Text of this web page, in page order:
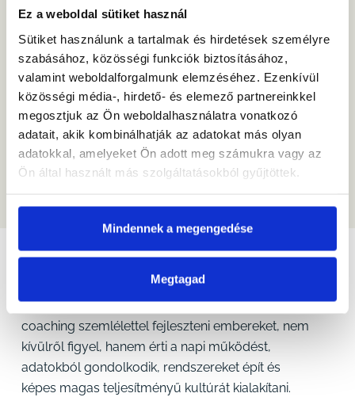
Ez a weboldal sütiket használ
Sütiket használunk a tartalmak és hirdetések személyre
szabásához, közösségi funkciók biztosításához,
valamint weboldalforgalmunk elemzéséhez. Ezenkívül
közösségi média-, hirdető- és elemező partnereinkkel
megosztjuk az Ön weboldalhasználatra vonatkozó
adatait, akik kombinálhatják az adatokat más olyan
adatokkal, amelyeket Ön adott meg számukra vagy az
Ön által használt más szolgáltatásokból gyűjtöttek.
Mindennek a megengedése
Megtagad
üzleti tervezés
folyamatoptimalizálás
növekedési projektek vezetése
együttműködés a klinikai, marketing és
vezetői csapattal
Kit keresünk?
Olyan vezetőt keresünk, aki érti az értékesítési
pszichológiát és a konverzió működését, képes
coaching szemlélettel fejleszteni embereket, nem
kívülről figyel, hanem érti a napi működést,
adatokból gondolkodik, rendszereket épít és
képes magas teljesítményű kultúrát kialakítani.